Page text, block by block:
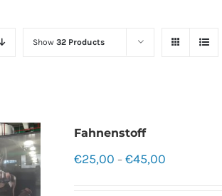
Show 32 Products
Fahnenstoff
€25,00 – €45,00